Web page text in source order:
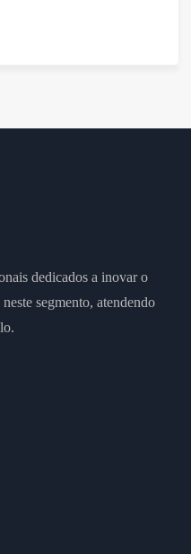
dedicados a inovar o
segmento, atendendo